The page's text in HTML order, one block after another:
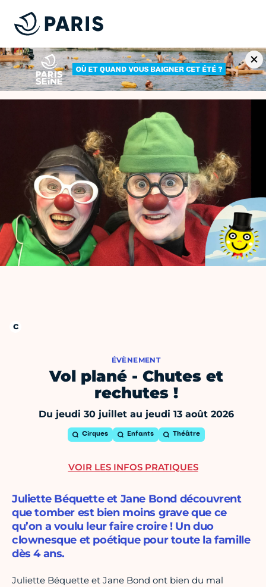
ÉVÈNEMENT
Vol plané - Chutes et
rechutes !
Du jeudi 30 juillet au jeudi 13 août 2026
Cirques Enfants Théâtre
Juliette Béquette et Jane Bond découvrent
que tomber est bien moins grave que ce
qu’on a voulu leur faire croire ! Un duo
clownesque et poétique pour toute la famille
dès 4 ans.
Juliette Béquette et Jane Bond ont bien du mal
VOIR LES INFOS PRATIQUES